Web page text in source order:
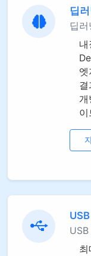
딥
딥
내
엣
결
개
이